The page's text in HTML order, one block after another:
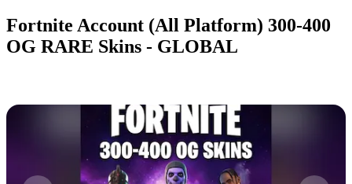
Fortnite Account (All Platform) 300-400
OG RARE Skins - GLOBAL